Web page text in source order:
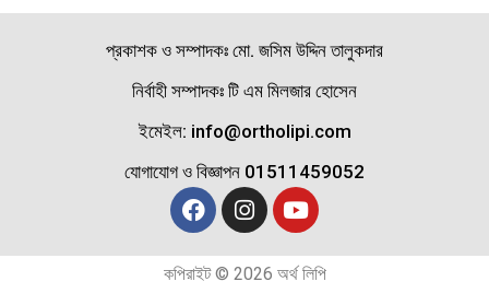
প্রকাশক ও সম্পাদকঃ মো. জসিম উদ্দিন তালুকদার
নির্বাহী সম্পাদকঃ টি এম মিলজার হোসেন
ইমেইল: info@ortholipi.com
যোগাযোগ ও বিজ্ঞাপন 01511459052
কপিরাইট © 2026 অর্থ লিপি